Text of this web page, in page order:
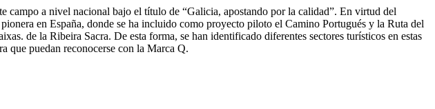
a nivel nacional bajo el título de “Galicia, apostando por la calidad”. En virtud del
en España, donde se ha incluido como proyecto piloto el Camino Portugués y la Ruta del
de la Ribeira Sacra. De esta forma, se han identificado diferentes sectores turísticos en estas
que puedan reconocerse con la Marca Q.